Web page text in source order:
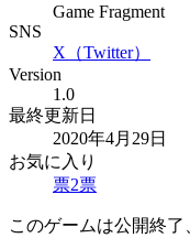
Game Fragment
SNS
X（Twitter）
Version
1.0
最終更新日
2020年4月29日
お気に入り
票2票
このゲームは公開終